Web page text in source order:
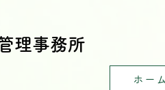
理事務所
ホーム